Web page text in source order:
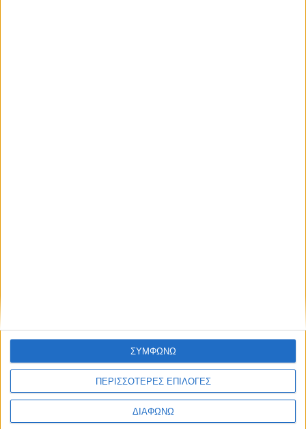
ΠΕΡΙΣΣΟΤΕΡΕΣ ΕΠΙΛΟΓΕΣ
ΔΙΑΦΩΝΩ
ΣΥΜΦΩΝΩ